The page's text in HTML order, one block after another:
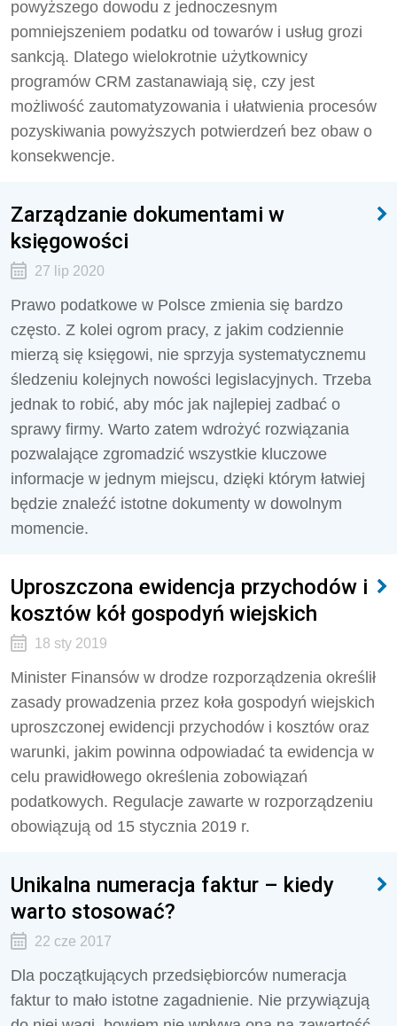
powyższego dowodu z jednoczesnym
pomniejszeniem podatku od towarów i usług grozi
sankcją. Dlatego wielokrotnie użytkownicy
programów CRM zastanawiają się, czy jest
możliwość zautomatyzowania i ułatwienia procesów
pozyskiwania powyższych potwierdzeń bez obaw o
konsekwencje.
Zarządzanie dokumentami w
księgowości
27 lip 2020
Prawo podatkowe w Polsce zmienia się bardzo
często. Z kolei ogrom pracy, z jakim codziennie
mierzą się księgowi, nie sprzyja systematycznemu
śledzeniu kolejnych nowości legislacyjnych. Trzeba
jednak to robić, aby móc jak najlepiej zadbać o
sprawy firmy. Warto zatem wdrożyć rozwiązania
pozwalające zgromadzić wszystkie kluczowe
informacje w jednym miejscu, dzięki którym łatwiej
będzie znaleźć istotne dokumenty w dowolnym
momencie.
Uproszczona ewidencja przychodów i
kosztów kół gospodyń wiejskich
18 sty 2019
Minister Finansów w drodze rozporządzenia określił
zasady prowadzenia przez koła gospodyń wiejskich
uproszczonej ewidencji przychodów i kosztów oraz
warunki, jakim powinna odpowiadać ta ewidencja w
celu prawidłowego określenia zobowiązań
podatkowych. Regulacje zawarte w rozporządzeniu
obowiązują od 15 stycznia 2019 r.
Unikalna numeracja faktur – kiedy
warto stosować?
22 cze 2017
Dla początkujących przedsiębiorców numeracja
faktur to mało istotne zagadnienie. Nie przywiązują